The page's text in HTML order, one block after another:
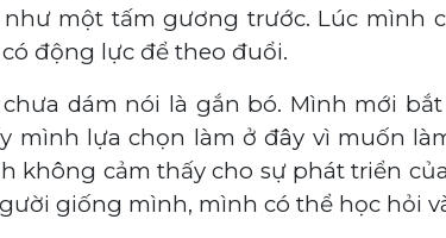
một tấm gương trước. Lúc mình
động lực để theo đuổi.
dám nói là gắn bó. Mình mới
mình lựa chọn làm ở đây vì muốn
không cảm thấy cho sự phát triển
giống mình, mình có thể học hỏi